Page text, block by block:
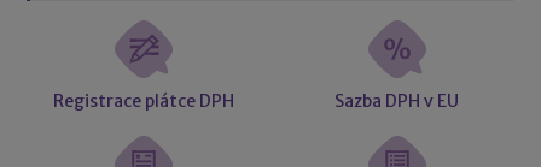
Registrace plátce DPH Sazba DPH v EU